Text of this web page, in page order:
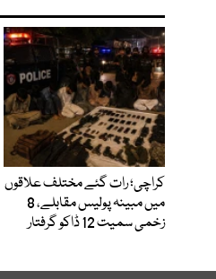
کراچی؛ رات گئے مختلف علاقوں
میں مبینہ پولیس مقابلے، 8
زخمی سمیت 12 ڈاکو گرفتار